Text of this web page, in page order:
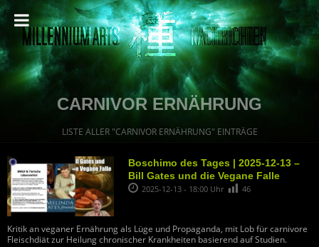
CARNIVOR ERNÄHRUNG
LISTE ALLER "CARNIVOR ERNÄHRUNG" EINTRÄGE
Boschimo des Tages | 2025-12-13 –
Bill Gates und die Vegane Falle
2025-12-13 - 18:00 Uhr 46
Kritik an veganer Ernährung als Lüge und Propaganda, mit Lob für carnivore
Fleischdiät zur Heilung chronischer Krankheiten basierend auf Studien.